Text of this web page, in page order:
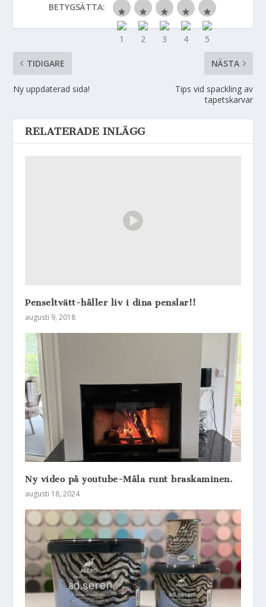
BETYGSÄTTA:
TIDIGARE
Ny uppdaterad sida!
NÄSTA
Tips vid spackling av
tapetskarvar
RELATERADE INLÄGG
Penseltvätt-håller liv i dina penslar!!
augusti 9, 2018
Ny video på youtube-Måla runt braskaminen.
augusti 18, 2024